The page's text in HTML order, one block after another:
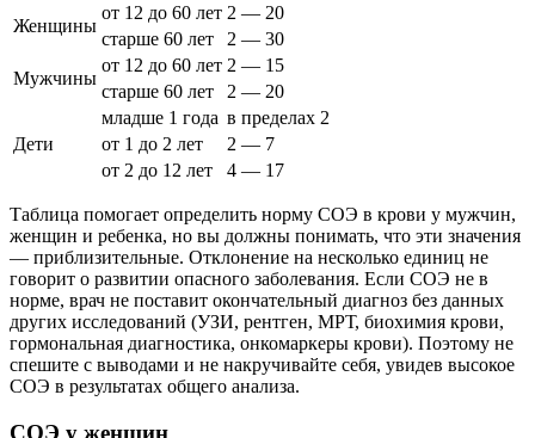
Женщины
от 12 до 60 лет 2 — 20
старше 60 лет
2 — 30
Мужчины
от 12 до 60 лет 2 — 15
старше 60 лет
2 — 20
Дети
младше 1 года в пределах 2
от 1 до 2 лет
2 — 7
от 2 до 12 лет
4 — 17
Таблица помогает определить норму СОЭ в крови у мужчин,
женщин и ребенка, но вы должны понимать, что эти значения
— приблизительные. Отклонение на несколько единиц не
говорит о развитии опасного заболевания. Если СОЭ не в
норме, врач не поставит окончательный диагноз без данных
других исследований (УЗИ, рентген, МРТ, биохимия крови,
гормональная диагностика, онкомаркеры крови). Поэтому не
спешите с выводами и не накручивайте себя, увидев высокое
СОЭ в результатах общего анализа.
СОЭ у женщин